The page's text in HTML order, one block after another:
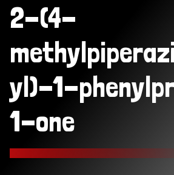
2-(4-
yl)-1-
1-one